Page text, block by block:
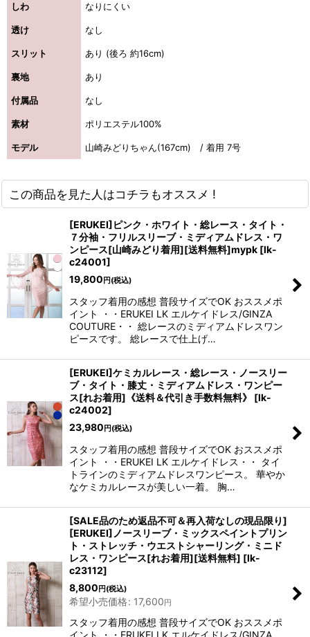
しわ なりにくい
透け なし
スリット あり (後ろ 約16cm)
裏地 あり
付属品 なし
素材 ポリエステル100%
モデル 山崎みどりちゃん(167cm) / 着用 7号
この商品を見た人はコチラもオススメ !
[ERUKEI]ピンク・ホワイト・総レース・タイト・
７分袖・フリルスリーブ・ミディアムドレス・ワ
ンピース[山崎みどり着用][送料無料]mypk [lk-
c24001]
19,800 円 (税込)
スタッフ着用の感想 普段サイズでOK おススメポ
イント ・・ERUKEI LK エルケイドレス/GINZA
COUTURE・・ 総レースのミディアムドレスワン
ピースです。 総レースで仕上げ…
[ERUKEI]ケミカルレース・総レース・ノースリー
ブ・タイト・膝丈・ミディアムドレス・ワンピー
ス[れお着用]《送料＆代引き手数料無料》
[lk-
c24002]
23,980 円 (税込)
スタッフ着用の感想 普段サイズでOK おススメポ
イント ・・ERUKEI LK エルケイドレス・・ タイ
トラインのミディアムドレスワンピース。 華やか
なケミカルレースが美しい一着。 胸…
[SALE品のため返品不可＆再入荷なしの現品限り]
[ERUKEI]ノースリーブ・ミックスペイントプリン
ト・ストレッチ・ウエストシャーリング・ミニド
レス・ワンピース[れお着用][送料無料] [lk-
c23112]
8,800 円 (税込)
希望小売価格: 17,600 円
スタッフ着用の感想 普段サイズでOK おススメポ
、自分らしく、美しく。-
ンピース